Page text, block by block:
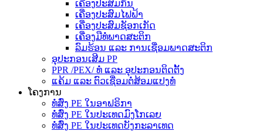
ເຄື່ອງປະສົມກົ້ນ
ເຄື່ອງປະສົມໄຟຟ້າ
ເຄື່ອງປະສົມຊັອກເກັດ
ເຄື່ອງມືທໍ່ພາດສະຕິກ
ລົມຮ້ອນ ແລະ ການເຊື່ອມພາດສະຕິກ
ອຸປະກອນເສີມ PP
PPR /PEX/ ທໍ່ ແລະ ອຸປະກອນຕິດຕັ້ງ
ແຄ້ມ ແລະ ຕົວເຊື່ອມຕໍ່ສ້ອມແປງທໍ່
ໂຄງການ
ທໍ່ສົ່ງ PE ໃນອາຟຣິກາ
ທໍ່ສົ່ງ PE ໃນປະເທດມົງໂກເລຍ
ທໍ່ສົ່ງ PE ໃນປະເທດບັງກະລາເທດ